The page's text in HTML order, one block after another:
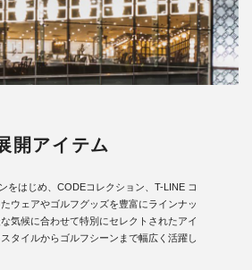
開アイテム
をはじめ、CODEコレクション、T-LINE コ
ウェアやゴルフグッズを豊富にラインナッ
気候に合わせて特別にセレクトされたアイ
タイルからゴルフシーンまで幅広く活躍し